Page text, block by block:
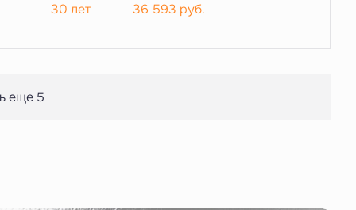
30 лет 36 593 руб.
еще 5